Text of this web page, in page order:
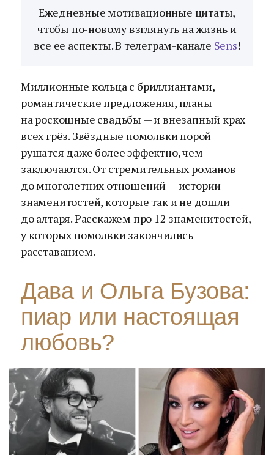
Ежедневные мотивационные цитаты,
чтобы по-новому взглянуть на жизнь и
все ее аспекты. В телеграм-канале Sens!
Миллионные кольца с бриллиантами,
романтические предложения, планы
на роскошные свадьбы — и внезапный крах
всех грёз. Звёздные помолвки порой
рушатся даже более эффектно, чем
заключаются. От стремительных романов
до многолетних отношений — истории
знаменитостей, которые так и не дошли
до алтаря. Расскажем про 12 знаменитостей,
у которых помолвки закончились
расставанием.
Дава и Ольга Бузова:
пиар или настоящая
любовь?